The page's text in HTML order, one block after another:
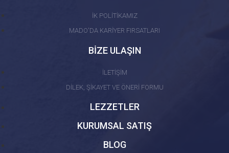
İK POLİTİKAMIZ
MADO'DA KARİYER FIRSATLARI
BİZE ULAŞIN
İLETİŞİM
DİLEK, ŞİKAYET VE ÖNERİ FORMU
LEZZETLER
KURUMSAL SATIŞ
BLOG